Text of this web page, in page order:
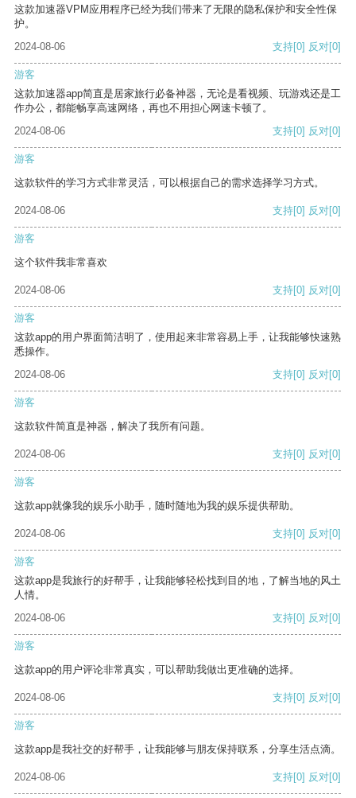
这款加速器VPM应用程序已经为我们带来了无限的隐私保护和安全性保
护。
2024-08-06
支持[0] 反对[0]
游客
这款加速器app简直是居家旅行必备神器，无论是看视频、玩游戏还是工
作办公，都能畅享高速网络，再也不用担心网速卡顿了。
2024-08-06
支持[0] 反对[0]
游客
这款软件的学习方式非常灵活，可以根据自己的需求选择学习方式。
2024-08-06 支持[0] 反对[0]
游客
这个软件我非常喜欢
2024-08-06 支持[0] 反对[0]
游客
这款app的用户界面简洁明了，使用起来非常容易上手，让我能够快速熟
悉操作。
2024-08-06
支持[0] 反对[0]
游客
这款软件简直是神器，解决了我所有问题。
2024-08-06 支持[0] 反对[0]
游客
这款app就像我的娱乐小助手，随时随地为我的娱乐提供帮助。
2024-08-06 支持[0] 反对[0]
游客
这款app是我旅行的好帮手，让我能够轻松找到目的地，了解当地的风土
人情。
2024-08-06
支持[0] 反对[0]
游客
这款app的用户评论非常真实，可以帮助我做出更准确的选择。
2024-08-06 支持[0] 反对[0]
游客
这款app是我社交的好帮手，让我能够与朋友保持联系，分享生活点滴。
2024-08-06 支持[0] 反对[0]